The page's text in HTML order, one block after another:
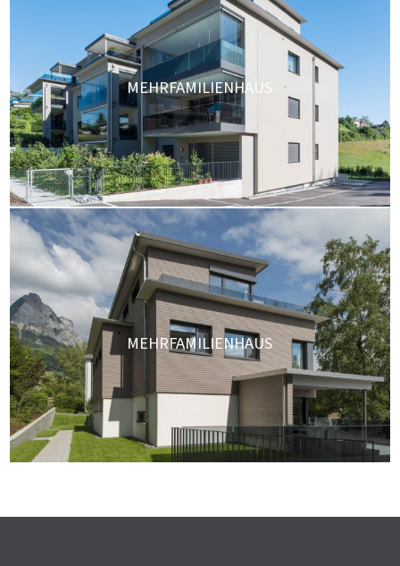
MEHRFAMILIENHAUS
MEHRFAMILIENHAUS